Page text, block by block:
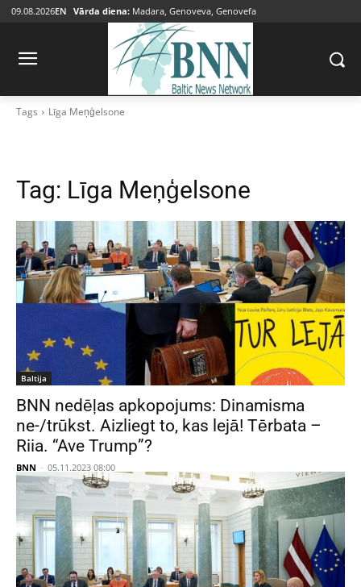
09.08.2026EN Vārda diena: Madara, Genoveva, Genovefa
Tags Līga Meņģelsone
Tag: Līga Meņģelsone
Baltija
BNN nedēļas apkopojums: Dinamisma
ne-/trūkst. Aizliegt to, kas lejā! Tērbata –
Riia. “Ave Trump”?
BNN - 05.11.2023 08:00